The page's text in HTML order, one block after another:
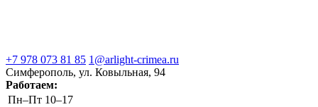
+7 978 073 81 85 1@arlight-crimea.ru
Симферополь, ул. Ковыльная, 94
Работаем:
Пн–Пт 10–17